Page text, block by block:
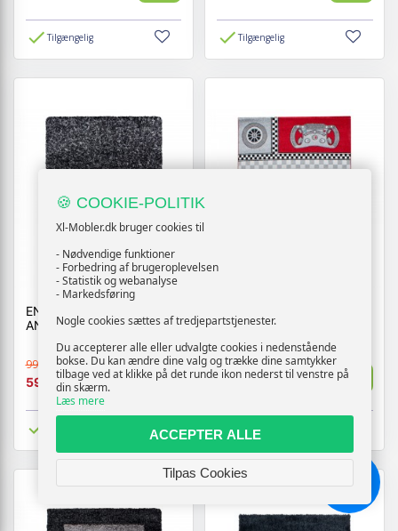
Tilgængelig Tilgængelig
ENJOY 4500 TÆPPE -
ANTRACIT
999,-
599,-
Vis
TÆPPE - RØD
1299,-
779,-
Vis
Tilgængelig
🍪 COOKIE-POLITIK
Xl-Mobler.dk bruger cookies til
- Nødvendige funktioner
- Forbedring af brugeroplevelsen
- Statistik og webanalyse
- Markedsføring
Nogle cookies sættes af tredjepartstjenester.
Du accepterer alle eller udvalgte cookies i nedenstående
bokse. Du kan ændre dine valg og trække dine samtykker
tilbage ved at klikke på det runde ikon nederst til venstre på
din skærm.
Læs mere
ACCEPTER ALLE
Tilpas Cookies